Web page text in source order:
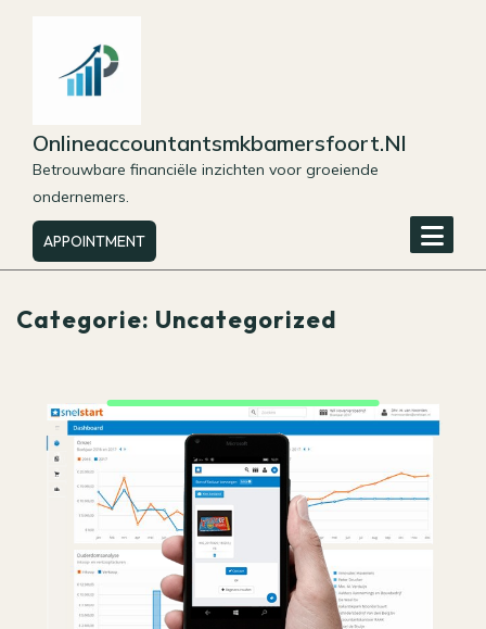
Onlineaccountantsmkbamersfoort.nl
Betrouwbare financiële inzichten voor groeiende
ondernemers.
APPOINTMENT
Categorie: Uncategorized